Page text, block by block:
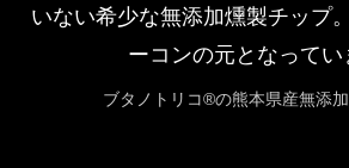
ブタノトリコ®の熊本県産無添